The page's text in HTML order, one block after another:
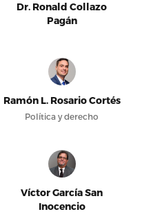
Dr. Ronald Collazo
Pagán
Ramón L. Rosario Cortés
Política y derecho
Víctor García San
Inocencio